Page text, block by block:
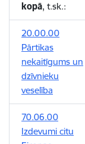
kopā, t.sk.:
20.00.00
Pārtikas
nekaitīgums un
dzīvnieku
veselība
70.06.00
Izdevumi citu